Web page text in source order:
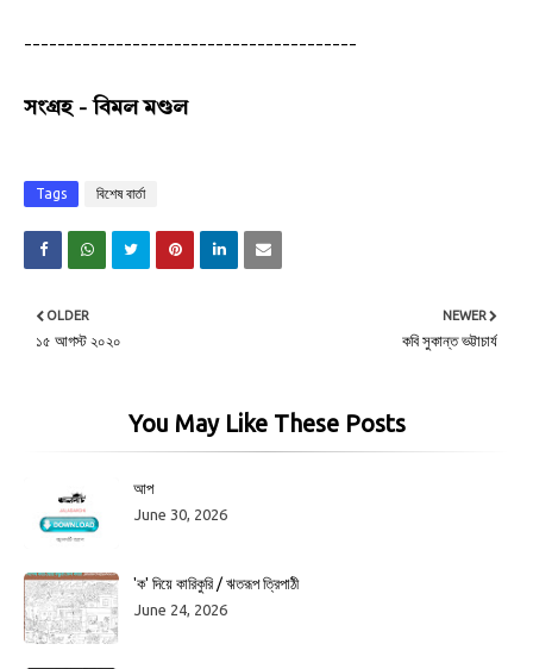
----------------------------------------
সংগ্রহ - বিমল মণ্ডল
Tags বিশেষ বার্তা
NEWER
কবি সুকান্ত ভট্টাচার্য
OLDER
১৫ আগস্ট ২০২০
You May Like These Posts
আপ
June 30, 2026
'ক' দিয়ে কারিকুরি / ঋতরূপ ত্রিপাঠী
June 24, 2026